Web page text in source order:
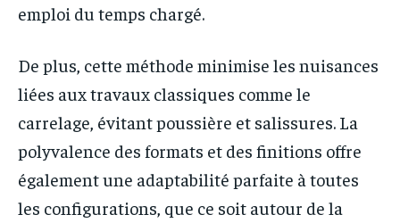
emploi du temps chargé.
De plus, cette méthode minimise les nuisances
liées aux travaux classiques comme le
carrelage, évitant poussière et salissures. La
polyvalence des formats et des finitions offre
également une adaptabilité parfaite à toutes
les configurations, que ce soit autour de la